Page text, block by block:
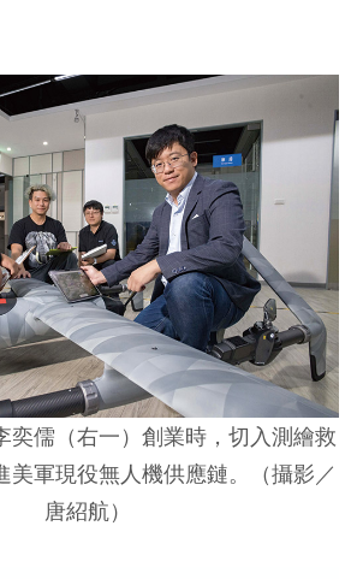
奕儒（右一）創業時，切入測繪救
美軍現役無人機供應鏈。（攝影／
唐紹航）